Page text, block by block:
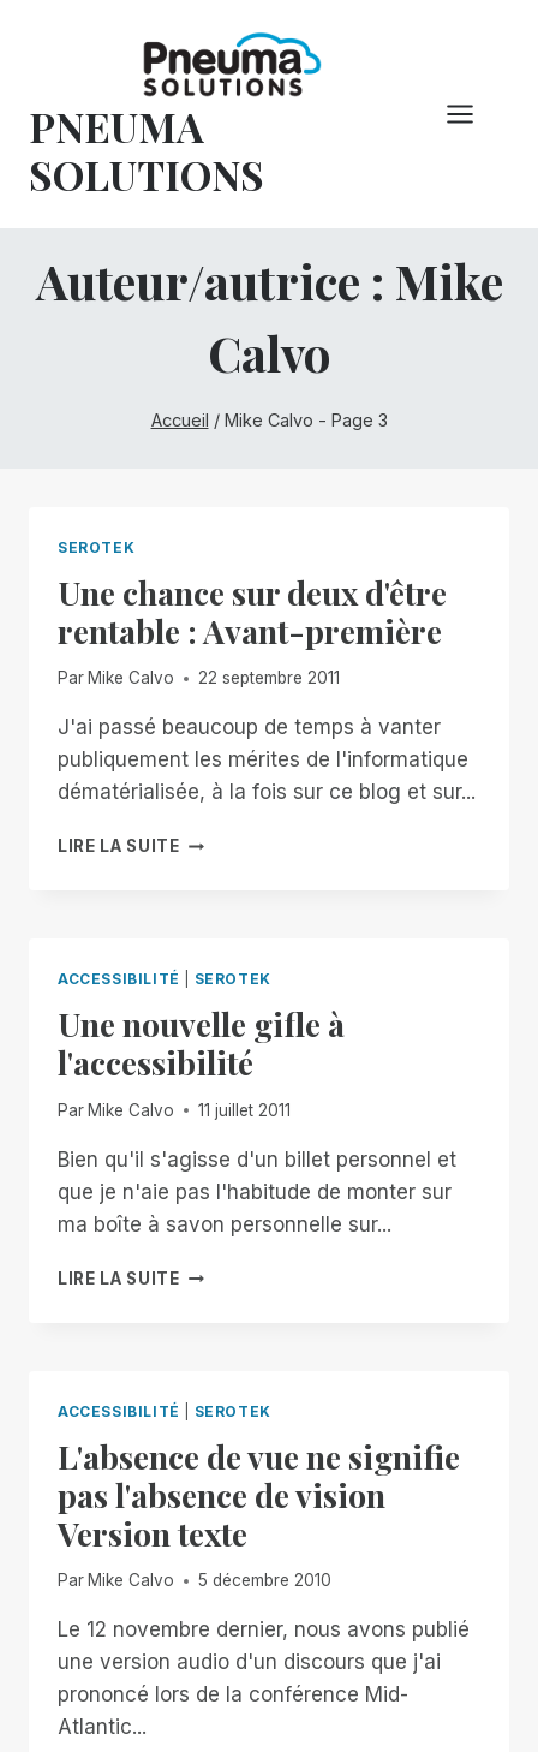
PNEUMA
SOLUTIONS
Auteur/autrice : Mike
Calvo
Accueil / Mike Calvo - Page 3
SEROTEK
Une chance sur deux d'être
rentable : Avant-première
Par Mike Calvo 22 septembre 2011
J'ai passé beaucoup de temps à vanter
publiquement les mérites de l'informatique
dématérialisée, à la fois sur ce blog et sur...
LIRE LA SUITEUNE
RENTABLE
AVANT-
PREMIÈRE
ACCESSIBILITÉ SEROTEK
Une nouvelle gifle à
l'accessibilité
Par Mike Calvo 11 juillet 2011
Bien qu'il s'agisse d'un billet personnel et
que je n'aie pas l'habitude de monter sur
ma boîte à savon personnelle sur...
LIRE LA SUITEUNE
ACCESSIBILITÉ SEROTEK
L'absence de vue ne signifie
pas l'absence de vision
Version texte
Par Mike Calvo 5 décembre 2010
Le 12 novembre dernier, nous avons publié
une version audio d'un discours que j'ai
prononcé lors de la conférence Mid-
Atlantic...